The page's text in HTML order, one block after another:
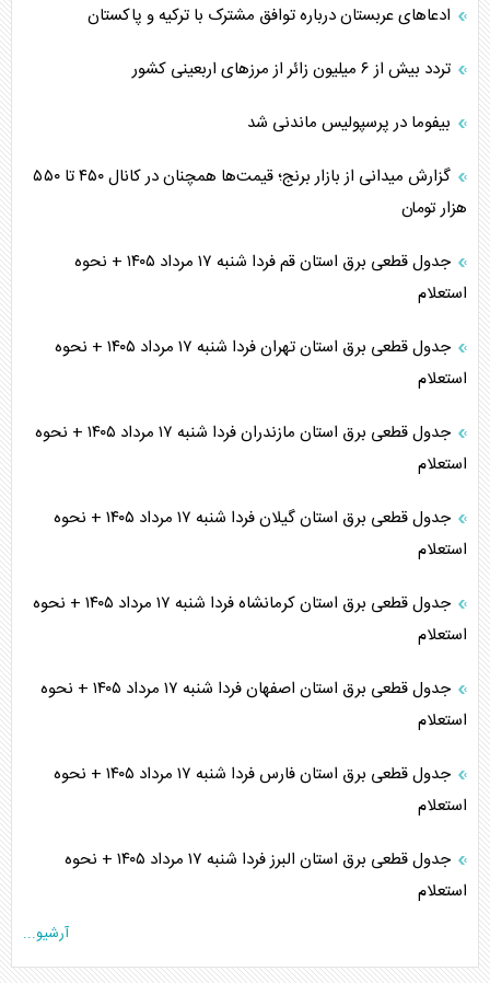
ادعاهای عربستان درباره توافق مشترک با ترکیه و پاکستان
تردد بیش از ۶ میلیون زائر از مرزهای اربعینی کشور
بیفوما در پرسپولیس ماندنی شد
گزارش میدانی از بازار برنج؛ قیمت‌ها همچنان در کانال ۴۵۰ تا ۵۵۰
هزار تومان
جدول قطعی برق استان قم فردا شنبه ۱۷ مرداد ۱۴۰۵ + نحوه
استعلام
جدول قطعی برق استان تهران فردا شنبه ۱۷ مرداد ۱۴۰۵ + نحوه
استعلام
جدول قطعی برق استان مازندران فردا شنبه ۱۷ مرداد ۱۴۰۵ + نحوه
استعلام
جدول قطعی برق استان گیلان فردا شنبه ۱۷ مرداد ۱۴۰۵ + نحوه
استعلام
جدول قطعی برق استان کرمانشاه فردا شنبه ۱۷ مرداد ۱۴۰۵ + نحوه
استعلام
جدول قطعی برق استان اصفهان فردا شنبه ۱۷ مرداد ۱۴۰۵ + نحوه
استعلام
جدول قطعی برق استان فارس فردا شنبه ۱۷ مرداد ۱۴۰۵ + نحوه
استعلام
جدول قطعی برق استان البرز فردا شنبه ۱۷ مرداد ۱۴۰۵ + نحوه
استعلام
آرشیو...